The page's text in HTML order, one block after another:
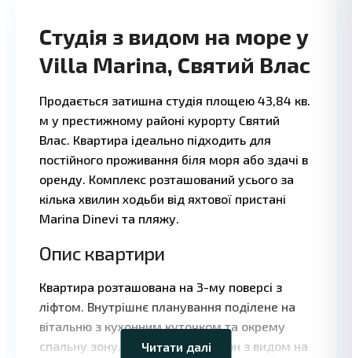
Студія з видом на море у
Villa Marina, Святий Влас
Продається затишна студія площею 43,84 кв.
м у престижному районі курорту Святий
Влас. Квартира ідеально підходить для
постійного проживання біля моря або здачі в
оренду. Комплекс розташований усього за
кілька хвилин ходьби від яхтової пристані
Marina Dinevi та пляжу.
Опис квартири
Квартира розташована на 3-му поверсі з
ліфтом. Внутрішнє планування поділене на
вітальню з кухонним куточком та окрему
спальну зону. Є засклений балкон з видом на
Читати далі
contributors